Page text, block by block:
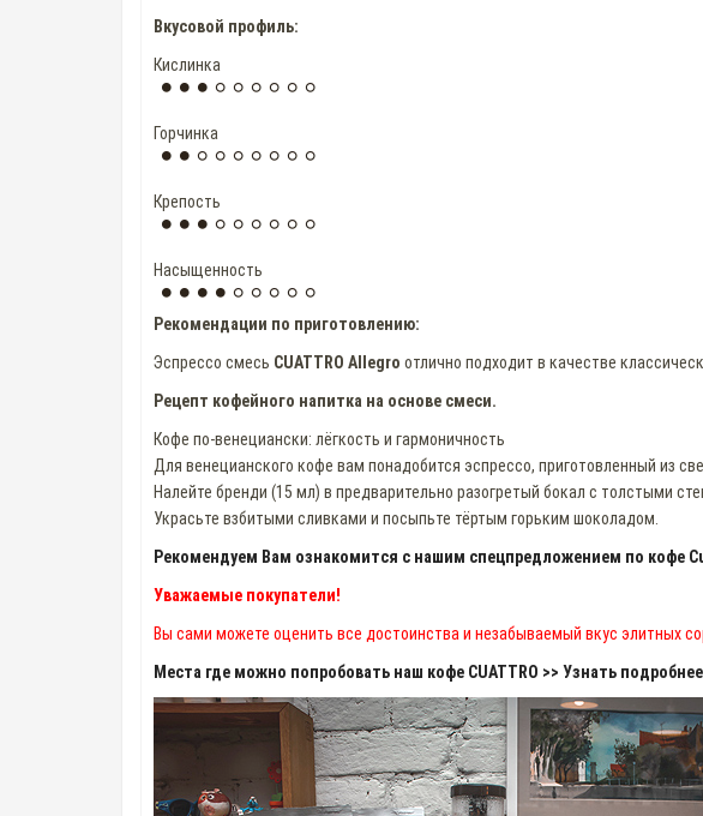
Вкусовой профиль:
Кислинка
Горчинка
Крепость
Насыщенность
Рекомендации по приготовлению:
Эспрессо смесь CUATTRO Allegro отлично подходит в качестве
Рецепт кофейного напитка на основе смеси.
Кофе по-венециански: лёгкость и гармоничность
Для венецианского кофе вам понадобится эспрессо, приготовленный из
Налейте бренди (15 мл) в предварительно разогретый бокал c толстыми
Украсьте взбитыми сливками и посыпьте тёртым горьким шоколадом.
Рекомендуем Вам ознакомится с нашим спецпредложением по кофе
Уважаемые покупатели!
Вы сами можете оценить все достоинства и незабываемый вкус элитных
Места где можно попробовать наш кофе CUATTRO >> Узнать подробнее